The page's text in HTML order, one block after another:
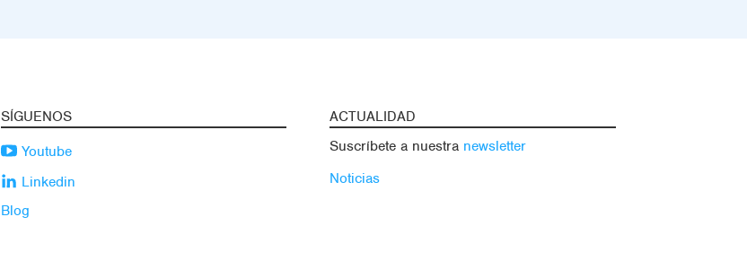
SÍGUENOS
Youtube
Linkedin
Blog
ACTUALIDAD
Suscríbete a nuestra newsletter
Noticias